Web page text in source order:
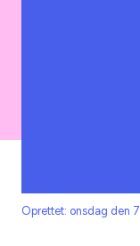
Oprettet: onsdag den